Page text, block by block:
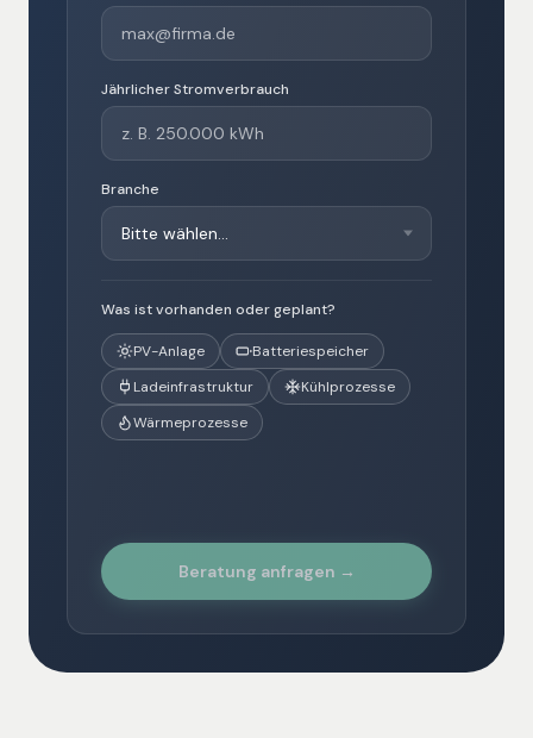
Jährlicher Stromverbrauch
Branche
Was ist vorhanden oder geplant?
PV-Anlage
Batteriespeicher
Ladeinfrastruktur
Kühlprozesse
Wärmeprozesse
Beratung anfragen →